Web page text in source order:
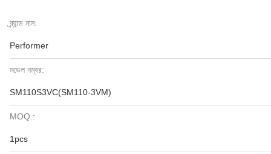
ব্র্যান্ড নাম:
Performer
মডেল নম্বর:
SM110S3VC(SM110-3VM)
MOQ.:
1pcs